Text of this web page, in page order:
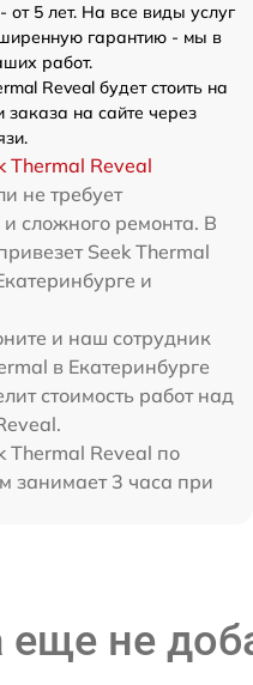
5 лет. На все виды услуг
гарантию - мы в
работ.
Reveal будет стоить на
на сайте через
Thermal Reveal
не требует
сложного ремонта. В
Seek Thermal
и
и наш сотрудник
в Екатеринбурге
стоимость работ над
Thermal Reveal по
занимает 3 часа при
не